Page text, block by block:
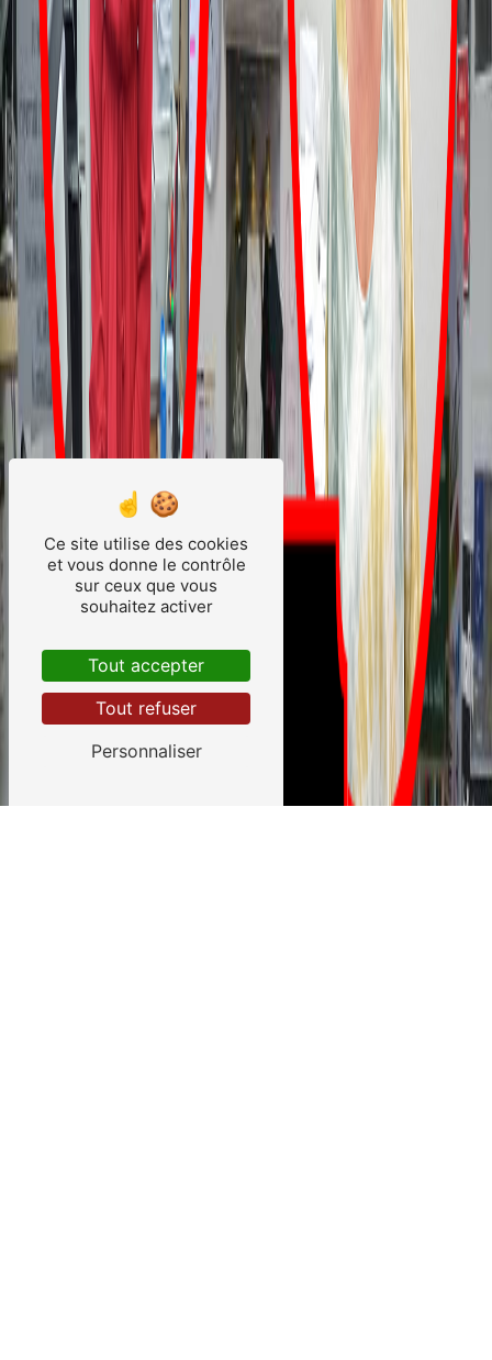
Ce site utilise des cookies
et vous donne le contrôle
sur ceux que vous
souhaitez activer
Tout accepter
Tout refuser
Personnaliser